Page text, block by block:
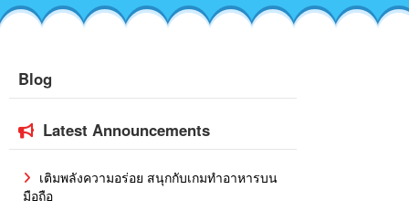
Blog
Latest Announcements
เติมพลังความอร่อย สนุกกับเกมทำอาหารบน
มือถือ